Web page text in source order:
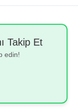
Takip Et
edin!